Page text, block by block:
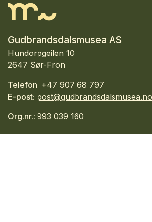
Gudbrandsdalsmusea AS
Hundorpgeilen 10
2647 Sør-Fron
Telefon: +47 907 68 797
E-post: post@gudbrandsdalsmusea.no
Org.nr.: 993 039 160